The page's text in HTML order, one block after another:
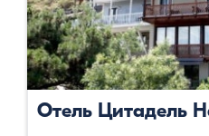
Отель Цитадель